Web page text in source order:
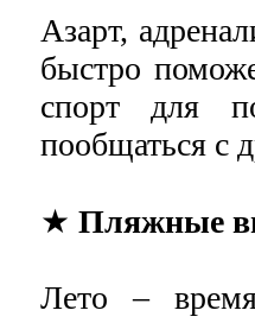
Азарт,
быстро
спорт для
пообщаться с
★ Пляжные
Лето –